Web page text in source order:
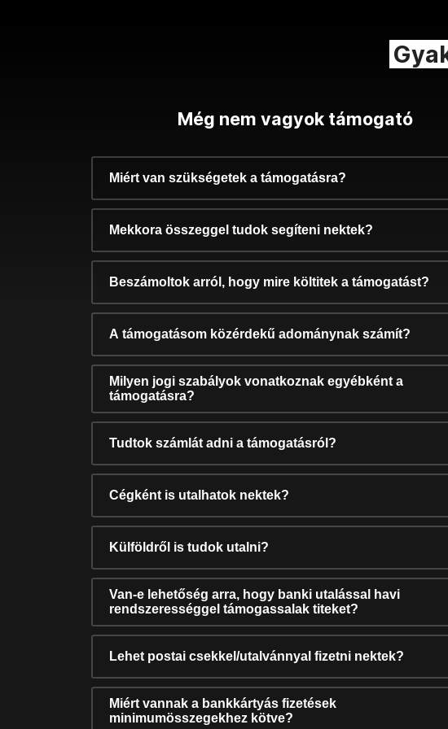
Még nem vagyok támogató
Miért van szükségetek a támogatásra?
Mekkora összeggel tudok segíteni nektek?
Beszámoltok arról, hogy mire költitek a támogatást?
A támogatásom közérdekű adománynak számít?
Milyen jogi szabályok vonatkoznak egyébként a
támogatásra?
Tudtok számlát adni a támogatásról?
Cégként is utalhatok nektek?
Külföldről is tudok utalni?
Van-e lehetőség arra, hogy banki utalással havi
rendszerességgel támogassalak titeket?
Lehet postai csekkel/utalvánnyal fizetni nektek?
Miért vannak a bankkártyás fizetések
minimumösszegekhez kötve?